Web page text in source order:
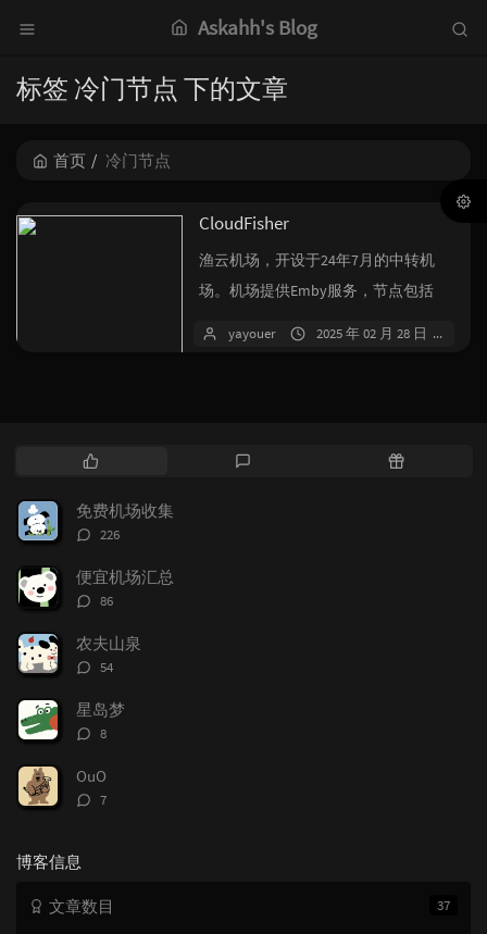
Askahh's Blog
标签 冷门节点 下的文章
首页 冷门节点
CloudFisher
渔云机场，开设于24年7月的中转机
场。机场提供Emby服务，节点包括
yayouer 2025 年 02 月 28 日
热
文
章
随
免费机场收集
评
数：
226
便宜机场汇总
评
数：
86
农夫山泉
评
数：
54
星岛梦
评
数：
8
OuO
评
7
博客信息
37
文章数目